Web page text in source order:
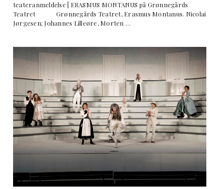
teateranmeldelse | ERASMUS MONTANUS på Grønnegårds
Teatret Grønnegårds Teatret, Erasmus Montanus. Nicolai
Jørgesen; Johannes Lilleøre, Morten …